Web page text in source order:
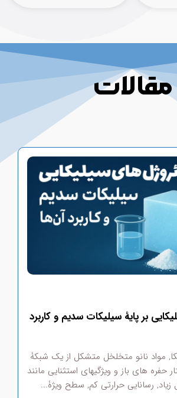
مقالات
بر پایۀ سیلیکات سدیم و کاربرد
مواد نانو متخلخل متشکل از یک شبکۀ
حفره های باز و ویژگی­های استثنایی مانند
رسانایی حرارتی کم, سطح ویژۀ...